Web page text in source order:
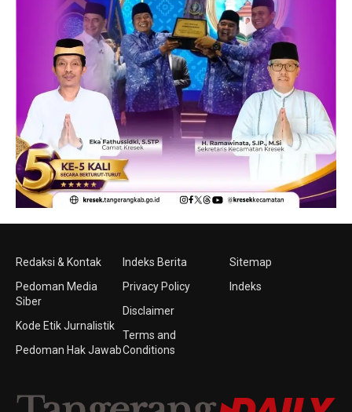
Redaksi & Kontak
Pedoman Media
Siber
Kode Etik Jurnalistik
Pedoman Hak Jawab
Indeks Berita
Privacy Policy
Disclaimer
Terms and
Conditions
Sitemap
Indeks